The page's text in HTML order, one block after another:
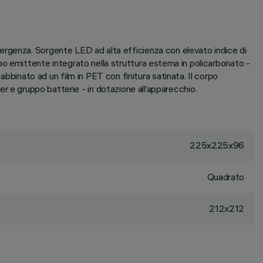
Sorgente LED ad alta efficienza con elevato indice di
emittente integrato nella struttura esterna in policarbonato -
ad un film in PET con finitura satinata. Il corpo
e gruppo batterie - in dotazione all’apparecchio.
225x225x96
Quadrato
212x212